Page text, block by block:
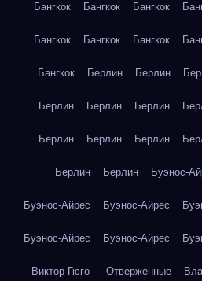
Бангкок Бангкок Бангкок
Бангкок Бангкок Бангкок
Бангкок Берлин Берлин
Берлин Берлин Берлин
Берлин Берлин Берлин
Берлин Берлин Буэнос-
Буэнос-Айрес Буэнос-Айрес
Буэнос-Айрес Буэнос-Айрес
Виктор Гюго — Отверженные